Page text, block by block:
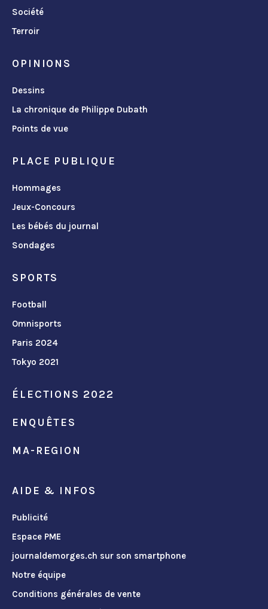
Société
Terroir
OPINIONS
Dessins
La chronique de Philippe Dubath
Points de vue
PLACE PUBLIQUE
Hommages
Jeux-Concours
Les bébés du journal
Sondages
SPORTS
Football
Omnisports
Paris 2024
Tokyo 2021
ÉLECTIONS 2022
ENQUÊTES
MA-REGION
AIDE & INFOS
Publicité
Espace PME
journaldemorges.ch sur son smartphone
Notre équipe
Conditions générales de vente